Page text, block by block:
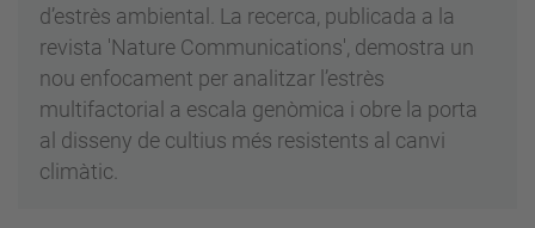
d’estrès ambiental. La recerca, publicada a la
revista 'Nature Communications', demostra un
nou enfocament per analitzar l’estrès
multifactorial a escala genòmica i obre la porta
al disseny de cultius més resistents al canvi
climàtic.